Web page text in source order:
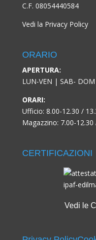
C.F. 08054440584
Vedi la Privacy Policy
ORARIO
APERTURA:
LUN-VEN | SAB- DOM
ORARI:
Ufficio: 8.00-12.30 /
Magazzino: 7.00-12.30
CERTIFICAZIONI
Vedi le